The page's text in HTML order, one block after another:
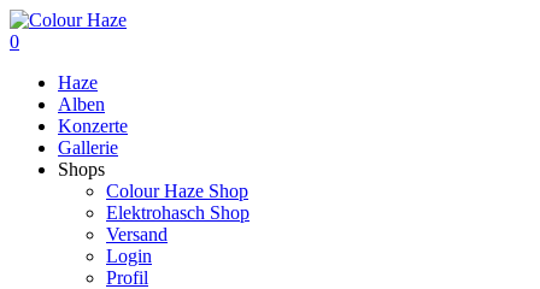
0
Haze
Alben
Konzerte
Gallerie
Shops
Colour Haze Shop
Elektrohasch Shop
Versand
Login
Profil